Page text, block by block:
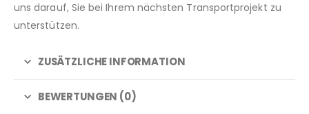
uns darauf, Sie bei Ihrem nächsten Transportprojekt zu
unterstützen.
ZUSÄTZLICHE INFORMATION
BEWERTUNGEN (0)